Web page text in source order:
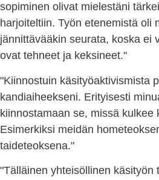
sopiminen olivat mielestäni
harjoiteltiin. Työn etenemistä oli
jännittävääkin seurata, koska ei
ovat tehneet ja keksineet."
"Kiinnostuin käsityöaktivismista
kandiaiheekseni. Erityisesti
kiinnostamaan se, missä kulkee
Esimerkiksi meidän
taideteoksena."
"Tälläinen yhteisöllinen käsityön